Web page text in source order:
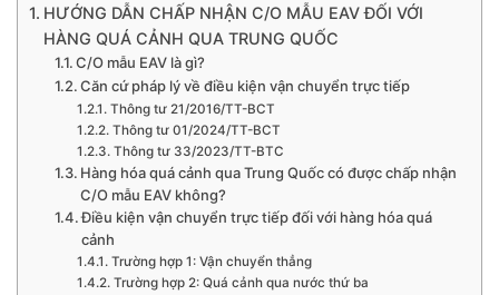
HƯỚNG DẪN CHẤP NHẬN C/O MẪU EAV ĐỐI VỚI
HÀNG QUÁ CẢNH QUA TRUNG QUỐC
C/O mẫu EAV là gì?
Căn cứ pháp lý về điều kiện vận chuyển trực tiếp
Thông tư 21/2016/TT-BCT
Thông tư 01/2024/TT-BCT
Thông tư 33/2023/TT-BTC
Hàng hóa quá cảnh qua Trung Quốc có được chấp nhận
C/O mẫu EAV không?
Điều kiện vận chuyển trực tiếp đối với hàng hóa quá
cảnh
Trường hợp 1: Vận chuyển thẳng
Trường hợp 2: Quá cảnh qua nước thứ ba